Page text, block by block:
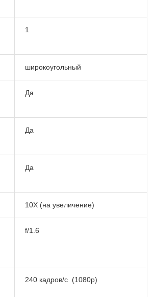
1
широкоугольный
Да
Да
Да
10X (на увеличение)
f/1.6
240 кадров/с (1080p)